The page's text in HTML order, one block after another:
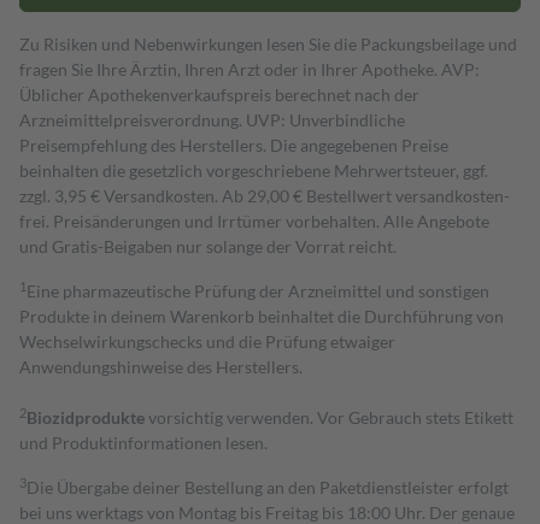
Zu Risiken und Nebenwirkungen lesen Sie die Packungsbeilage und
fragen Sie Ihre Ärztin, Ihren Arzt oder in Ihrer Apotheke. AVP:
Üblicher Apothekenverkaufspreis berechnet nach der
Arzneimittelpreisverordnung. UVP: Unverbindliche
Preisempfehlung des Herstellers. Die angegebenen Preise
beinhalten die gesetzlich vorgeschriebene Mehrwertsteuer, ggf.
zzgl. 3,95 € Versandkosten. Ab 29,00 € Bestell­wert versand­kosten­
frei. Preisänderungen und Irrtümer vorbehalten. Alle Angebote
und Gratis-Beigaben nur solange der Vorrat reicht.
1 Eine pharmazeutische Prüfung der Arzneimittel und sonstigen
Produkte in deinem Warenkorb beinhaltet die Durchführung von
Wechselwirkungschecks und die Prüfung etwaiger
Anwendungshinweise des Herstellers.
2Biozidproduktevorsichtig verwenden. Vor Gebrauch stets Etikett
und Produktinformationen lesen.
3Die Übergabe deiner Bestellung an den Paketdienstleister erfolgt
bei uns werktags von Montag bis Freitag bis 18:00 Uhr. Der genaue